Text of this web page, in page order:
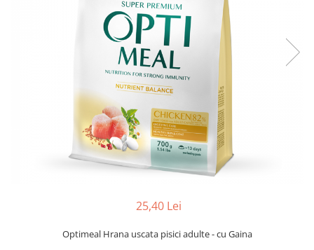
25,40 Lei
Optimeal Hrana uscata pisici adulte - cu Gaina